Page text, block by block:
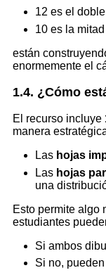
12 es el
10 es la
están
enormemente el
1.4. ¿Cómo
El recurso incluye
manera
Las hojas
Las hojas
una
Esto permite algo
estudiantes
Si ambos
Si no,